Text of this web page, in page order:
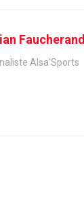
Faucherand
Alsa'Sports